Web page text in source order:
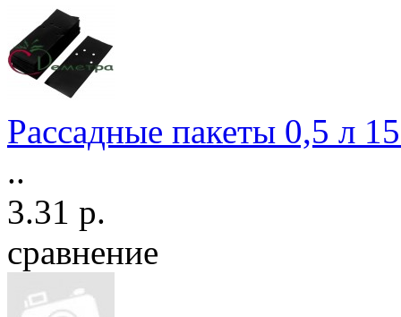
Рассадные пакеты 0,5 л
..
3.31 р.
сравнение